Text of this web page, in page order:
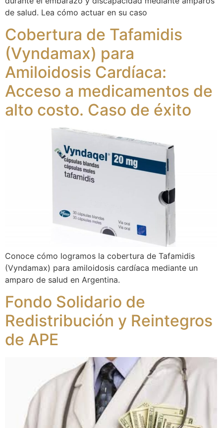
de salud. Lea cómo actuar en su caso
Cobertura de Tafamidis
(Vyndamax) para
Amiloidosis Cardíaca:
Acceso a medicamentos de
alto costo. Caso de éxito
Conoce cómo logramos la cobertura de Tafamidis
(Vyndamax) para amiloidosis cardíaca mediante un
amparo de salud en Argentina.
Fondo Solidario de
Redistribución y Reintegros
de APE